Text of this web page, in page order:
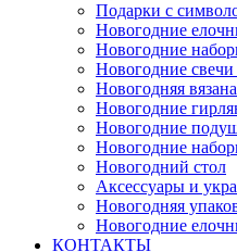
Подарки с
Новогодние
Новогодние
Новогодние
Новогодняя
Новогодние
Новогодние
Новогодние
Новогодний стол
Аксессуары и
Новогодняя
Новогодние
КОНТАКТЫ